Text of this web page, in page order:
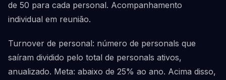
de 50 para cada personal. Acompanhamento
individual em reunião.
Turnover de personal: número de personals que
saíram dividido pelo total de personals ativos,
anualizado. Meta: abaixo de 25% ao ano. Acima disso,